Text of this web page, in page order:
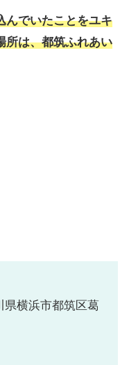
んでいたことをユキ
所は、都筑ふれあい
横浜市都筑区葛